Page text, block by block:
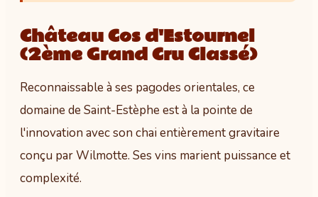
Château Cos d'Estournel
(2ème Grand Cru Classé)
Reconnaissable à ses pagodes orientales, ce
domaine de Saint-Estèphe est à la pointe de
l'innovation avec son chai entièrement gravitaire
conçu par Wilmotte. Ses vins marient puissance et
complexité.